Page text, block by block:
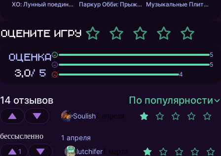
ХО: Лунный поединок Паркур Обби: Прыжок к Победе Музыкальные Плитки: Ритм Пушистика
Оцените игру
ОЦЕНКА
3,0/ 5
5
5
4
14 отзывов По популярности
Soulish1 апреля
бессысленно
1 апреля
1
lutchifer1 марта